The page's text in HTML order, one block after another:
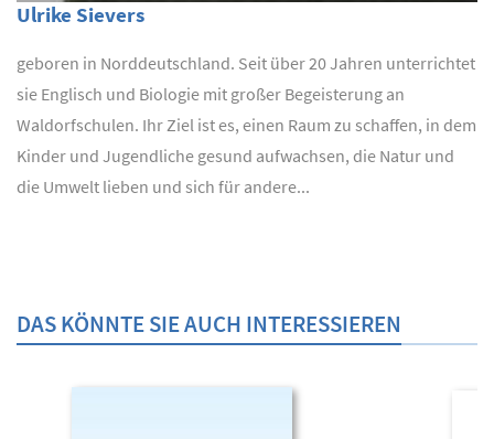
Ulrike Sievers
geboren in Norddeutschland. Seit über 20 Jahren unterrichtet
sie Englisch und Biologie mit großer Begeisterung an
Waldorfschulen. Ihr Ziel ist es, einen Raum zu schaffen, in dem
Kinder und Jugendliche gesund aufwachsen, die Natur und
die Umwelt lieben und sich für andere...
DAS KÖNNTE SIE AUCH INTERESSIEREN